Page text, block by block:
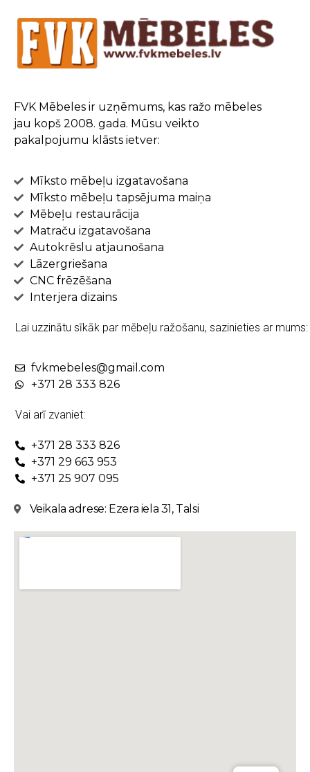
FVK Mēbeles ir uzņēmums, kas ražo mēbeles
jau kopš 2008. gada. Mūsu veikto
pakalpojumu klāsts ietver:
Mīksto mēbeļu izgatavošana
Mīksto mēbeļu tapsējuma maiņa
Mēbeļu restaurācija
Matraču izgatavošana
Autokrēslu atjaunošana
Lāzergriešana
CNC frēzēšana
Interjera dizains
Lai uzzinātu sīkāk par mēbeļu ražošanu, sazinieties ar mums:
fvkmebeles@gmail.com
+371 28 333 826
Vai arī zvaniet:
+371 28 333 826
+371 29 663 953
+371 25 907 095
Veikala adrese: Ezera iela 31, Talsi